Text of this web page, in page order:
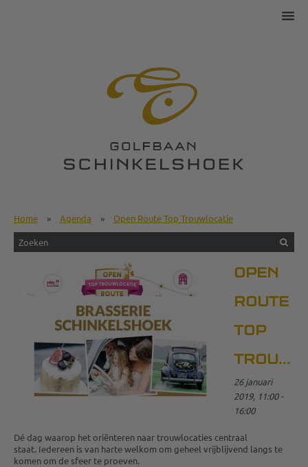
Home » Agenda » Open Route Top Trouwlocatie
OPEN
ROUTE
TOP
TROUWLOCATIE
26 januari
2019, 11:00 -
16:00
Dé dag waarop het oriënteren naar trouwlocaties centraal
staat. Iedereen is van harte welkom om geheel vrijblijvend langs te
komen om de sfeer te proeven.